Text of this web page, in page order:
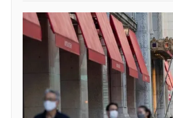
Email:toasoan@vtv.vn
Liên hệ quảng cáo: 024-7300.7108